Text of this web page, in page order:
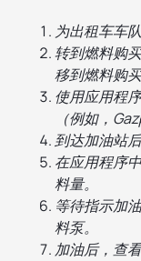
为出租车车
转到燃料购
移到燃料购买
使用应用程
（例如，
到达加油站
在应用程序
料量。
等待指示加
料泵。
加油后，查